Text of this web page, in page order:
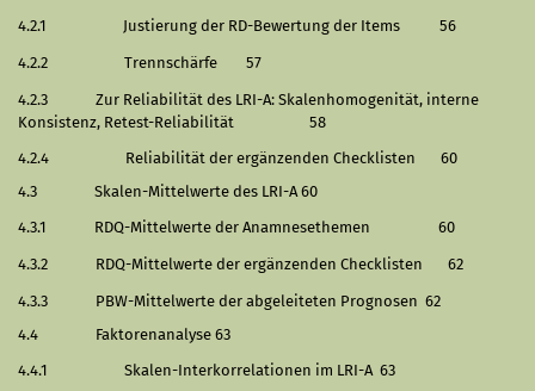
4.2.1
Justierung der RD-Bewertung der Items 56
4.2.2 Trennschärfe 57
4.2.3
Zur Reliabilität des LRI-A: Skalenhomogenität, interne
Konsistenz, Retest-Reliabilität
58
4.2.4
Reliabilität der ergänzenden Checklisten
60
4.3
Skalen-Mittelwerte des LRI-A 60
4.3.1
RDQ-Mittelwerte der Anamnesethemen 60
4.3.2 RDQ-Mittelwerte der ergänzenden Checklisten 62
4.3.3 PBW-Mittelwerte der abgeleiteten Prognosen 62
4.4
Faktorenanalyse 63
4.4.1
Skalen-Interkorrelationen im LRI-A 63